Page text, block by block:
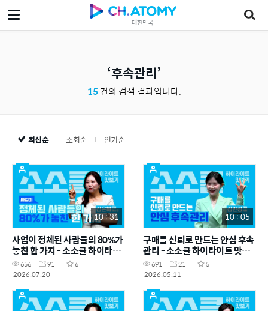
대한민국
후속관리
15건의 검색 결과입니다.
최신순 조회순 인기순
10 : 31
사업이 정체된 사람들의 80%가
놓친 한 가지 - 소소클 하이라이
트 맛보기
656 91
6
2026.07.20
10 : 05
구매를 신뢰로 만드는 안심 후속
관리 - 소소클 하이라이트 맛보
기691 21
5
2026.05.11